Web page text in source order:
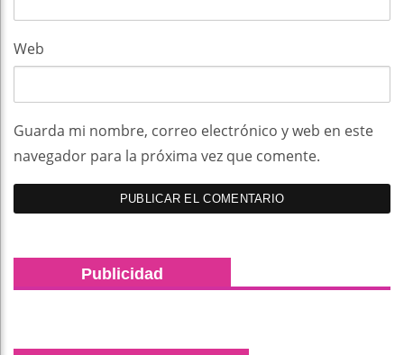
Web
Guarda mi nombre, correo electrónico y web en este
navegador para la próxima vez que comente.
Publicidad